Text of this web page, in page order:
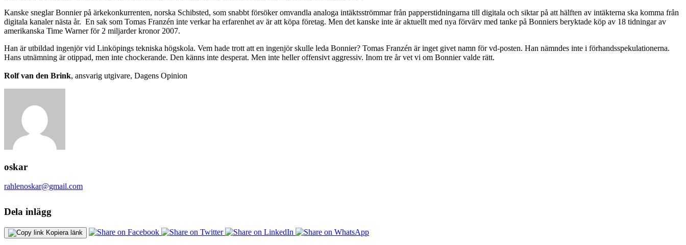
Kanske sneglar Bonnier på ärkekonkurrenten, norska Schibsted, som snabbt försöker omvandla analoga intäktsströmmar från papperstidningarna till digitala och siktar på att hälften av intäkterna ska komma från
digitala kanaler nästa år. En sak som Tomas Franzén inte verkar ha erfarenhet av är att köpa företag. Men det kanske inte är aktuellt med nya förvärv med tanke på Bonniers beryktade köp av 18 tidningar av
amerikanska Time Warner för 2 miljarder kronor 2007.
Han är utbildad ingenjör vid Linköpings tekniska högskola. Vem hade trott att en ingenjör skulle leda Bonnier? Tomas Franzén är inget givet namn för vd-posten. Han nämndes inte i förhandsspekulationerna.
Hans utnämning är otippad, men inte chockerande. Den känns inte desperat. Men inte heller offensivt aggressiv. Inom tre år vet vi om Bonnier valde rätt.
Rolf van den Brink, ansvarig utgivare, Dagens Opinion
oskar
rahlenoskar@gmail.com
Dela inlägg
Kopiera länk